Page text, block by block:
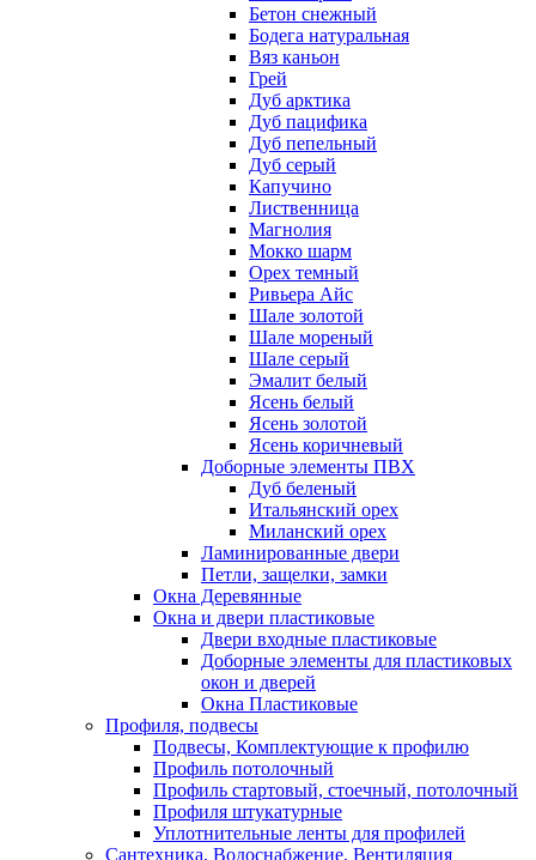
Бетон снежный
Бодега натуральная
Вяз каньон
Грей
Дуб арктика
Дуб пацифика
Дуб пепельный
Дуб серый
Капучино
Лиственница
Магнолия
Мокко шарм
Орех темный
Ривьера Айс
Шале золотой
Шале мореный
Шале серый
Эмалит белый
Ясень белый
Ясень золотой
Ясень коричневый
Доборные элементы ПВХ
Дуб беленый
Итальянский орех
Миланский орех
Ламинированные двери
Петли, защелки, замки
Окна Деревянные
Окна и двери пластиковые
Двери входные пластиковые
Доборные элементы для пластиковых
окон и дверей
Окна Пластиковые
Профиля, подвесы
Подвесы, Комплектующие к профилю
Профиль потолочный
Профиль стартовый, стоечный, потолочный
Профиля штукатурные
Уплотнительные ленты для профилей
Сантехника, Водоснабжение, Вентиляция